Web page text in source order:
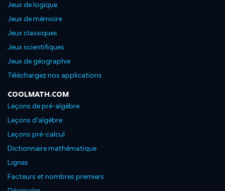
Jeux de logique
Jeux de mémoire
Jeux classiques
Jeux scientifiques
Jeux de géographie
Téléchargez nos applications
COOLMATH.COM
Leçons de pré-algèbre
Leçons d'algèbre
Leçons pré-calcul
Dictionnaire mathématique
Lignes
Facteurs et nombres premiers